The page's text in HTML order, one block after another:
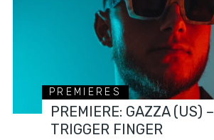
PREMIERES
PREMIERE: GAZZA (US) –
TRIGGER FINGER